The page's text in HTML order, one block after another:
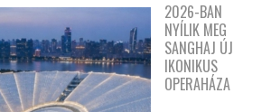
2026-BAN
NYÍLIK MEG
SANGHAJ ÚJ
IKONIKUS
OPERAHÁZA